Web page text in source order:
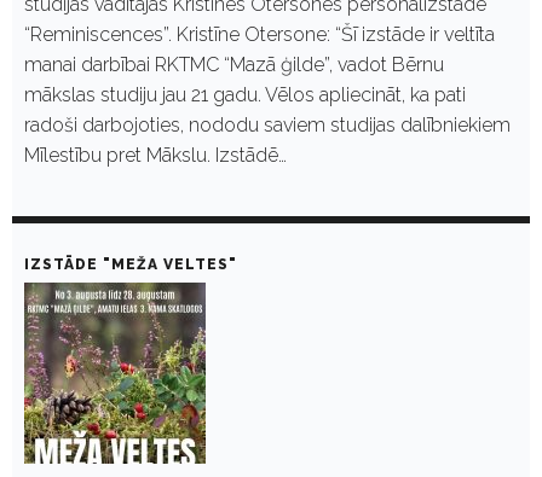
“Reminiscences”. Kristīne Otersone: “Šī izstāde ir veltīta
manai darbībai RKTMC “Mazā ģilde”, vadot Bērnu
mākslas studiju jau 21 gadu. Vēlos apliecināt, ka pati
radoši darbojoties, nododu saviem studijas dalībniekiem
Mīlestību pret Mākslu. Izstādē…
IZSTĀDE "MEŽA VELTES"